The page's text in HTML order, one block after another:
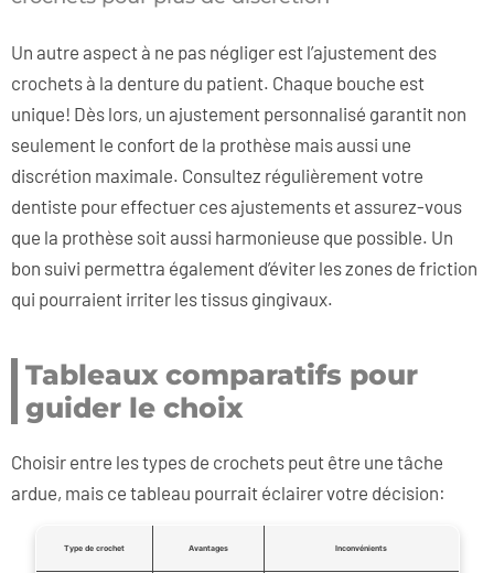
Un autre aspect à ne pas négliger est l’ajustement des
crochets à la denture du patient. Chaque bouche est
unique! Dès lors, un ajustement personnalisé garantit non
seulement le confort de la prothèse mais aussi une
discrétion maximale. Consultez régulièrement votre
dentiste pour effectuer ces ajustements et assurez-vous
que la prothèse soit aussi harmonieuse que possible. Un
bon suivi permettra également d’éviter les zones de friction
qui pourraient irriter les tissus gingivaux.
Tableaux comparatifs pour
guider le choix
Choisir entre les types de crochets peut être une tâche
ardue, mais ce tableau pourrait éclairer votre décision:
Type de crochet Avantages Inconvénients